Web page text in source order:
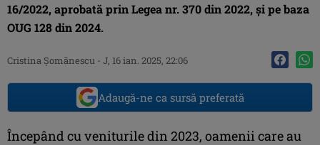
16/2022, aprobată prin Legea nr. 370 din 2022, şi pe baza
OUG 128 din 2024.
Cristina Şomănescu - J, 16 ian. 2025, 22:06
Adaugă-ne ca sursă preferată
Începând cu veniturile din 2023, oamenii care au